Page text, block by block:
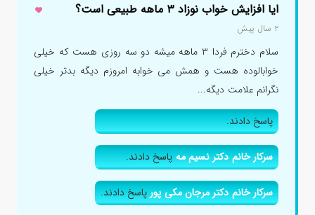
ایا افزایش خواب نوزاد ۳ ماهه طبیعی است؟
۲ سال پیش
سلام دخترم فردا ۳ ماهه میشه دو سه روزی هست که خیلی
خوابالوده هست و همش می خوابه امروزم دیگه بدتر خیلی
نگرانم علامت دیگه...
پاسخ دادند.
سرکار خانم دکتر نسیم مهپاسخ دادند.
سرکار خانم دکتر مرجان مکی پورپاسخ دادند.